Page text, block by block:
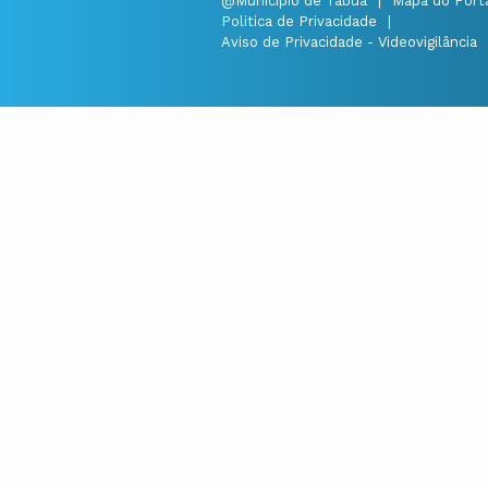
Politica de Privacidade
|
Aviso de Privacidade - Videovigilância